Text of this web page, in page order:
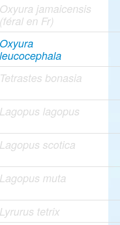
Oxyura jamaicensis
(féral en Fr)
Oxyura
leucocephala
Tetrastes bonasia
Lagopus lagopus
Lagopus scotica
Lagopus muta
Lyrurus tetrix